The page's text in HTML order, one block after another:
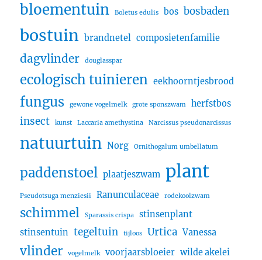
bloementuin Boletus edulis bos bosbaden
bostuin brandnetel composietenfamilie
dagvlinder douglasspar
ecologisch tuinieren eekhoorntjesbrood
fungus gewone vogelmelk grote sponszwam herfstbos
insect kunst Laccaria amethystina Narcissus pseudonarcissus
natuurtuin Norg Ornithogalum umbellatum
paddenstoel plaatjeszwam plant
Pseudotsuga menziesii Ranunculaceae rodekoolzwam
schimmel Sparassis crispa
stinsenplant
stinsentuin tegeltuin tijloos Urtica Vanessa
vlinder vogelmelk voorjaarsbloeier wilde akelei